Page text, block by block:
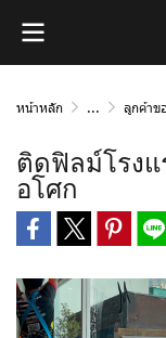
หน้าหลัก ... ลูกค้าข
ติดฟิลม์​โรง
อโศก